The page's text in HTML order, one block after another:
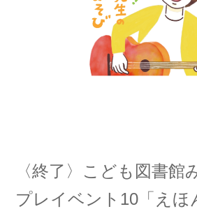
〈終了〉こども図書館
プレイベント10「えほ